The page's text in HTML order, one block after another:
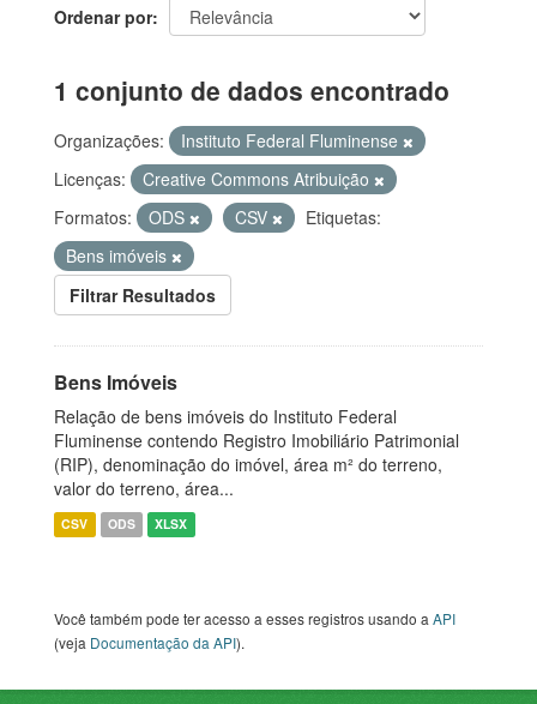
Ordenar por
1 conjunto de dados encontrado
Organizações:
Instituto Federal Fluminense
Licenças:
Creative Commons Atribuição
Formatos:
ODS CSV
Etiquetas:
Bens imóveis
Filtrar Resultados
Bens Imóveis
Relação de bens imóveis do Instituto Federal
Fluminense contendo Registro Imobiliário Patrimonial
(RIP), denominação do imóvel, área m² do terreno,
valor do terreno, área...
CSV ODS XLSX
Você também pode ter acesso a esses registros usando aAPI
(veja Documentação da API).